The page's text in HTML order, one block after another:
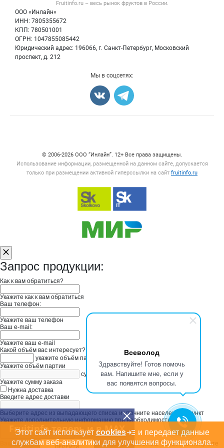
Всеволод
Здравствуйте! Готов помочь
вам. Напишите мне, если у
вас появятся вопросы.
Fruitinfo теперь и в MAX
ПЕРЕЙТИ
Fruitinfo.ru – весь рынок фруктовв России.
ООО «Инлайн»
ИНН: 7805355672
КПП: 780501001
ОГРН: 1047855085442
Юридический адрес: 196066, г. Санкт-Петербург, Московский
проспект, д. 212
Политика обработки персональных данных
Фрукты
Мы в соцсетях:
© 2006‑2026 ООО “Инлайн”. 12+ Все права защищены.
Использование информации, размещенной на данном сайте, допускается
только при размещении активной гиперссылки на сайт fruitinfo.ru
Этот сайт использует cookies
и передает данные
службам веб-аналитики для улучшения функционала.
Запрос продукции:
Как к вам обратиться?
Укажите как к вам обратиться
Ваш телефон:
Укажите ваш телефон
Ваш e-mail:
Укажите ваш e-mail
Какой объём вас интересует?
укажите объём партии
Укажите объём партии
сумма заказа в руб
Укажите сумму заказа
Нужна доставка
Введите адрес доставки
Выберите адрес из выпадающего списка и уточните населенный пункт
Укажите дополнительную информацию при необходимости
Ваш запрос будет отправлен в "ПО УСТЬ-КУЛОМСКОЕ ". Ответ вы получите